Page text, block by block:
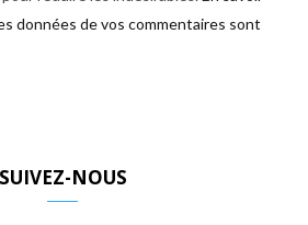
données de vos commentaires sont
SUIVEZ-NOUS